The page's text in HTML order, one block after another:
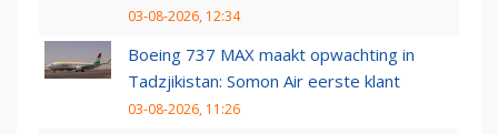
03-08-2026, 12:34
Boeing 737 MAX maakt opwachting in
Tadzjikistan: Somon Air eerste klant
03-08-2026, 11:26